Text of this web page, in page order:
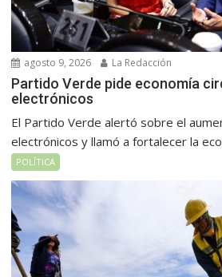
agosto 9, 2026 La Redacción
Partido Verde pide economía
electrónicos
El Partido Verde alertó sobre el
electrónicos y llamó a fortalecer la
POLÍTICA